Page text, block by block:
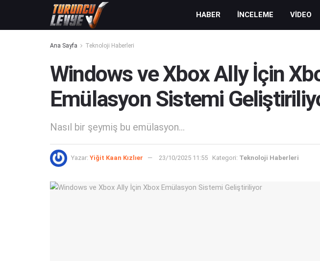
HABER İNCELEME VIDEO
Ana Sayfa Teknoloji Haberleri
Windows ve Xbox Ally İçin
Emülasyon Sistemi
Nasıl bir şeymiş bu emülasyon...
Yazar: Yiğit Kaan Kızlıer 23/10/2025 11:55 Kategori: Teknoloji Haberleri